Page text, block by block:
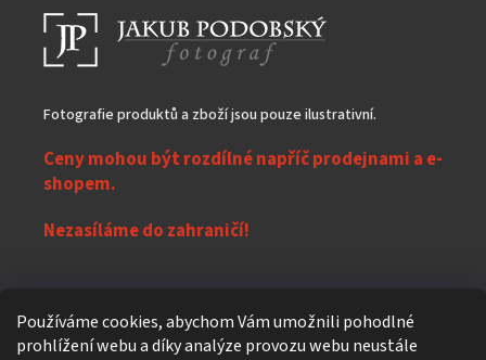
Používáme cookies, abychom Vám umožnili pohodlné
prohlížení webu a díky analýze provozu webu neustále
Fotografie produktů a zboží jsou pouze ilustrativní.
Ceny mohou být rozdílné napříč prodejnami a e-
shopem.
Nezasíláme do zahraničí!